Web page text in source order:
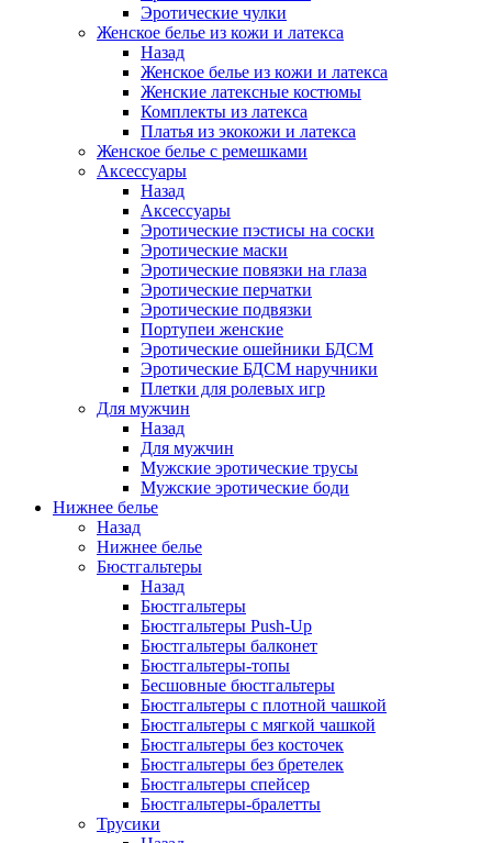
Эротические чулки
Женское белье из кожи и латекса
Назад
Женское белье из кожи и латекса
Женские латексные костюмы
Комплекты из латекса
Платья из экокожи и латекса
Женское белье с ремешками
Аксессуары
Назад
Аксессуары
Эротические пэстисы на соски
Эротические маски
Эротические повязки на глаза
Эротические перчатки
Эротические подвязки
Портупеи женские
Эротические ошейники БДСМ
Эротические БДСМ наручники
Плетки для ролевых игр
Для мужчин
Назад
Для мужчин
Мужские эротические трусы
Мужские эротические боди
Нижнее белье
Назад
Нижнее белье
Бюстгальтеры
Назад
Бюстгальтеры
Бюстгальтеры Push-Up
Бюстгальтеры балконет
Бюстгальтеры-топы
Бесшовные бюстгальтеры
Бюстгальтеры с плотной чашкой
Бюстгальтеры с мягкой чашкой
Бюстгальтеры без косточек
Бюстгальтеры без бретелек
Бюстгальтеры спейсер
Бюстгальтеры-бралетты
Трусики